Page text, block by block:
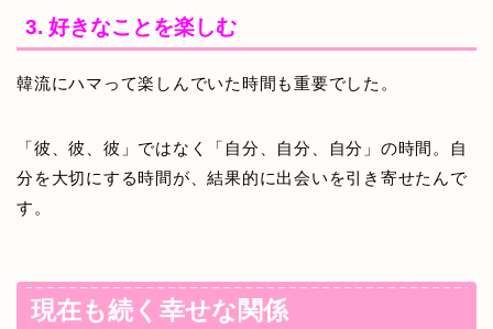
3. 好きなことを楽しむ
韓流にハマって楽しんでいた時間も重要でした。
「彼、彼、彼」ではなく「自分、自分、自分」の時間。自
分を大切にする時間が、結果的に出会いを引き寄せたんで
す。
現在も続く幸せな関係